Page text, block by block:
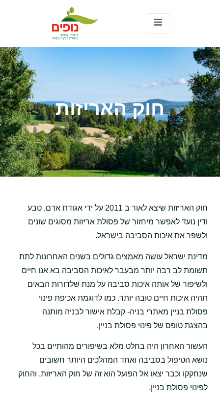
חוק האריזות
חוק האריזות שיצא לאור ב 2011 על ידי אגודת אדם, טבע
ודין נועד לאפשר מיחזור של פסולת אריזות מסוגים שונים
ולשפר את איכות הסביבה בישראל.
מדינת ישראל עושה מאמצים גדולים בשנים האחרונות לתת
תשומת לב רבה יותר מבעבר לאיכות הסביבה בא אנו חיים
ולשיפור של אותה איכות סביבה על מנת שלדורות הבאים
תהיה איכות חיים טובה יותר. כמו לדוגמת אכיפת פינוי
פסולת בניין מאתרי בניה- קבלת אישור לבניה מותנה
בהצגת טופס של פינוי פסולת בניין.
העשור האחרון היה בחלט מלא בשיפורים מהותיים בכל
נושא הטיפול בסביבה ואחד המהלכים היותר חשובים
שנחקקו וכבר יצאו אל הפועל הוא זה של חוק האריזות, והחוק
לפינוי פסולת בניין.